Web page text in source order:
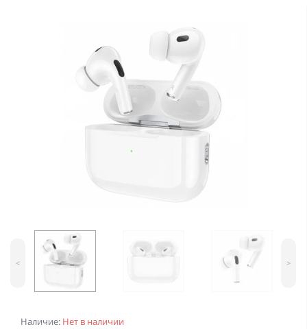
Наличие: Нет в наличии
< >